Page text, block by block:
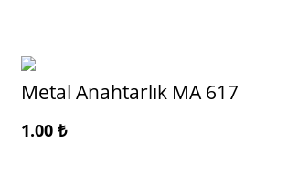
Metal Anahtarlık MA 617
1.00 ₺